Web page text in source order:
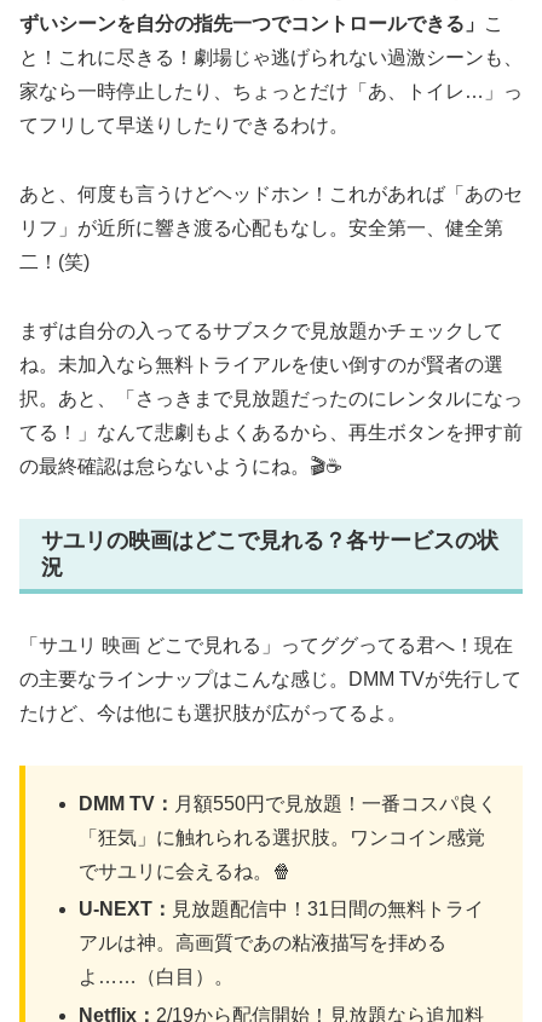
ずいシーンを自分の指先一つでコントロールできる」
こ
と！これに尽きる！劇場じゃ逃げられない過激シーンも、
家なら一時停止したり、ちょっとだけ「あ、トイレ…」っ
てフリして早送りしたりできるわけ。
あと、何度も言うけどヘッドホン！これがあれば「あのセ
リフ」が近所に響き渡る心配もなし。安全第一、健全第
二！(笑)
まずは自分の入ってるサブスクで見放題かチェックして
ね。未加入なら無料トライアルを使い倒すのが賢者の選
択。あと、「さっきまで見放題だったのにレンタルになっ
てる！」なんて悲劇もよくあるから、再生ボタンを押す前
の最終確認は怠らないようにね。🎬☕
サユリの映画はどこで見れる？各サービスの状
況
「サユリ 映画 どこで見れる」ってググってる君へ！現在
の主要なラインナップはこんな感じ。DMM TVが先行して
たけど、今は他にも選択肢が広がってるよ。
DMM TV： 月額550円で見放題！一番コスパ良く
「狂気」に触れられる選択肢。ワンコイン感覚
でサユリに会えるね。🍿
U-NEXT： 見放題配信中！31日間の無料トライ
アルは神。高画質であの粘液描写を拝める
よ……（白目）。
Netflix： 2/19から配信開始！見放題なら追加料